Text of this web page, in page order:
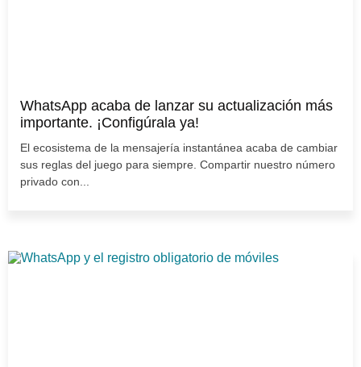
WhatsApp acaba de lanzar su actualización más
importante. ¡Configúrala ya!
El ecosistema de la mensajería instantánea acaba de cambiar
sus reglas del juego para siempre. Compartir nuestro número
privado con...